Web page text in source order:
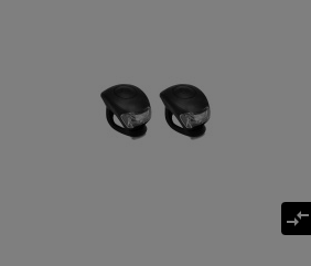
compare_arrows